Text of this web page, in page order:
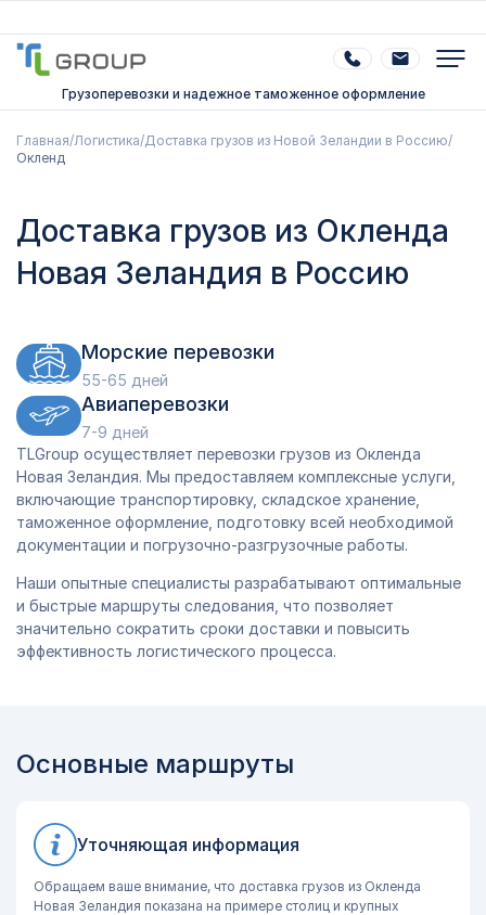
Грузоперевозки и надежное таможенное оформление
Главная/Логистика/Доставка грузов из Новой Зеландии в Россию/
Окленд
Доставка грузов из Окленда
Новая Зеландия в Россию
Морские перевозки
55-65 дней
Авиаперевозки
7-9 дней
TLGroup осуществляет перевозки грузов из Окленда
Новая Зеландия. Мы предоставляем комплексные услуги,
включающие транспортировку, складское хранение,
таможенное оформление, подготовку всей необходимой
документации и погрузочно-разгрузочные работы.
Наши опытные специалисты разрабатывают оптимальные
и быстрые маршруты следования, что позволяет
значительно сократить сроки доставки и повысить
эффективность логистического процесса.
Основные маршруты
Уточняющая информация
Обращаем ваше внимание, что доставка грузов из Окленда
Новая Зеландия показана на примере столиц и крупных